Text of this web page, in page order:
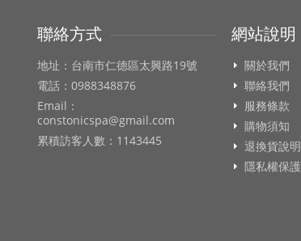
聯絡方式
地址：台南市仁德區太興路19號
電話：0988348876
Email：
constonicspa@gmail.com
累積訪客人數：1143445
網站說明
關於我們
聯絡我們
服務條款
購物須知
退換貨說明
隱私權保護